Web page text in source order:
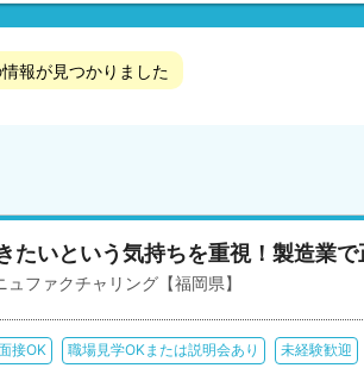
報が見つかりました
たいという気持ちを重視！製造業
ファクチャリング【福岡県】
接OK 職場見学OKまたは説明会あり 未経験歓迎